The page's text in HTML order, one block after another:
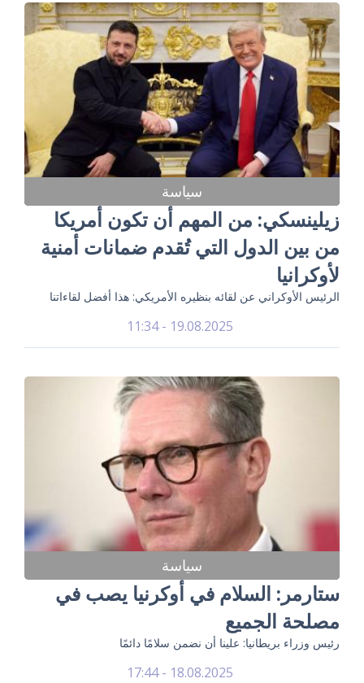
سياسة
زيلينسكي: من المهم أن تكون أمريكا
من بين الدول التي تُقدم ضمانات أمنية
لأوكرانيا
الرئيس الأوكراني عن لقائه بنظيره الأمريكي: هذا أفضل لقاءاتنا
19.08.2025 - 11:34
سياسة
ستارمر: السلام في أوكرنيا يصب في
مصلحة الجميع
رئيس وزراء بريطانيا: علينا أن نضمن سلامًا دائمًا
18.08.2025 - 17:44